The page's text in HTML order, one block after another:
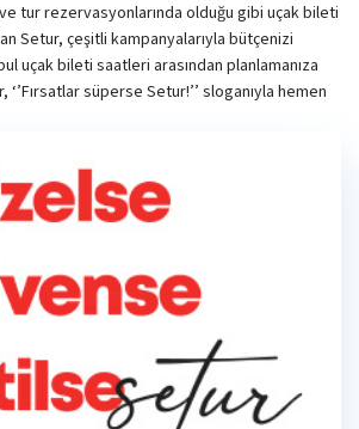
tur rezervasyonlarında olduğu gibi uçak bileti
Setur, çeşitli kampanyalarıyla bütçenizi
uçak bileti saatleri arasından planlamanıza
süperse Setur!’’ sloganıyla hemen